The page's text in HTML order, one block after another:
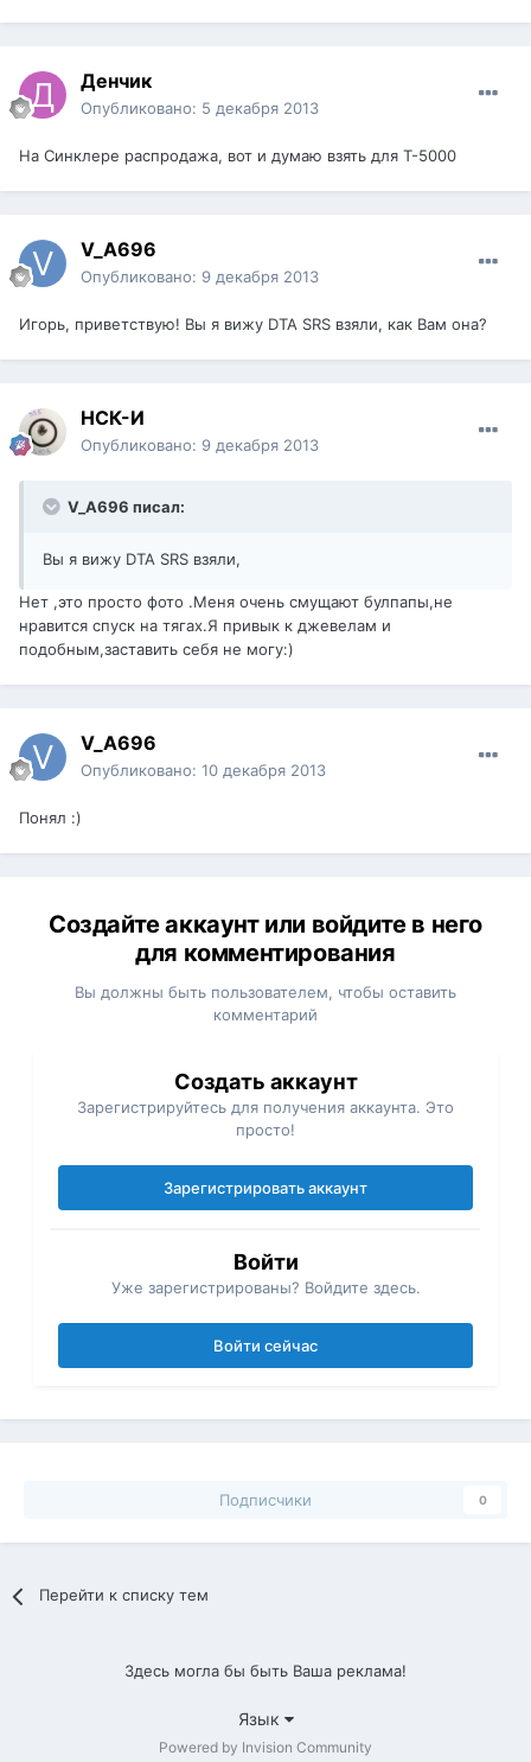
Денчик
Опубликовано: 5 декабря 2013
На Синклере распродажа, вот и думаю взять для Т-5000
V_A696
Опубликовано: 9 декабря 2013
Игорь, приветствую! Вы я вижу DTA SRS взяли, как Вам она?
НСК-И
Опубликовано: 9 декабря 2013
V_A696 писал:
Вы я вижу DTA SRS взяли,
Нет ,это просто фото .Меня очень смущают булпапы,не
нравится спуск на тягах.Я привык к джевелам и
подобным,заставить себя не могу:)
V_A696
Опубликовано: 10 декабря 2013
Понял :)
Создайте аккаунт или войдите в него
для комментирования
Вы должны быть пользователем, чтобы оставить
комментарий
Создать аккаунт
Зарегистрируйтесь для получения аккаунта. Это
просто!
Зарегистрировать аккаунт
Войти
Уже зарегистрированы? Войдите здесь.
Войти сейчас
Подписчики 0
Перейти к списку тем
Здесь могла бы быть Ваша реклама!
Язык
Powered by Invision Community